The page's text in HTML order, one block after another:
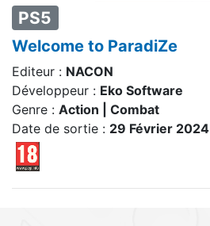
PS5
Welcome to ParadiZe
Editeur : NACON
Développeur : Eko Software
Genre : Action | Combat
Date de sortie : 29 Février 2024